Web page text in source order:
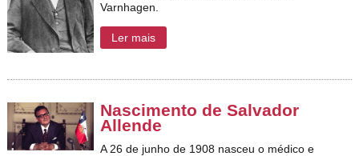
Varnhagen.
Ler mais
Nascimento de Salvador
Allende
A 26 de junho de 1908 nasceu o médico e